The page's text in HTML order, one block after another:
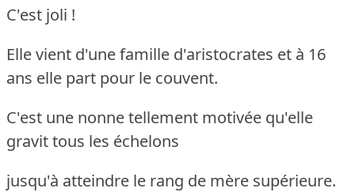
C'est joli !
Elle vient d'une famille d'aristocrates et à 16
ans elle part pour le couvent.
C'est une nonne tellement motivée qu'elle
gravit tous les échelons
jusqu'à atteindre le rang de mère supérieure.